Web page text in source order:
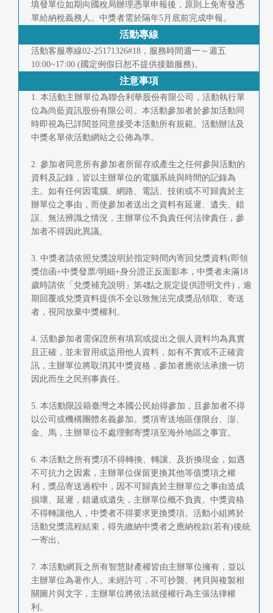
填發單位如期向國稅局辦理憑單申報後，原則上免寄發憑
單給納稅義務人。中獎者需於隔年5月底前完成申報。
活動專線
活動客服專線02-25171326#18，服務時間週一～週五
10:00~17:00 (國定例假日恕不提供接聽服務)。
注意事項
1. 本活動主辦單位為聯合利華股份有限公司，活動執行單
位為尚藍資訊股份有限公司。本活動參加者於參加活動同
時即視為已詳閱並同意接受本活動所有規範。活動辦法及
中獎名單依活動網站之公佈為準。
2. 參加者同意所有參加者所留存或產生之任何參與活動的
資料及記錄，皆以主辦單位的電腦系統與時間的記錄為
主。如有任何因電腦、網路、電話、技術或不可歸責於主
辦單位之事由，而使參加者送出之資料有延遲、遺失、錯
誤、無法辨識之情況，主辦單位不負責任何法律責任，參
加者不得因此異議。
3. 中獎者請依照兌獎說明於指定時間內寄回兌獎資料(即領
獎信函+中獎發票/明細+身分證正反面影本，中獎者未滿18
歲時請依「兌獎補充說明」第4點之規定提供證明文件)，逾
期回覆或兌獎資料提供不全以致無法完成獎品領取、寄送
者，視同放棄中獎權利。
4. 活動參加者需保證所有填寫或提出之個人資料均為真實
且正確，並未冒用或盜用他人資料，如有不實或不正確資
訊，主辦單位將取消其中獎資格，參加者應依法承擔一切
因此而生之民刑事責任。
5. 本活動限設籍臺灣之本國公民始得參加，且參加者不得
以公司或機構團體名義參加。獎項寄送地區僅限台、澎、
金、馬，主辦單位不處理郵寄獎項至海外地區之事宜。
6. 本活動之所有獎項不得轉換、轉讓、及折換現金，如遇
不可抗力之因素，主辦單位保留更換其他等值獎項之權
利，獎品寄送過程中，因不可歸責於主辦單位之事由造成
損壞、延遲，錯遞或遺失，主辦單位概不負責。中獎資格
不得轉讓他人，中獎者不得要求更換獎項。活動小組將於
活動兌獎流程結束，得先繳納中獎者之應納稅款(若有)後統
一寄出。
7. 本活動網頁之所有智慧財產權皆由主辦單位擁有，並以
主辦單位為著作人。未經許可，不可抄襲、拷貝與複製相
關圖片與文字，主辦單位將依法就侵權行為主張法律權
利。